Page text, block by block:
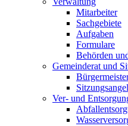
Mitarbeiter
Sachgebiete
Aufgaben
Formulare
Behörden
Gemeinderat und
Ver- und